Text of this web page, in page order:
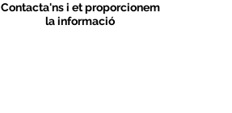
Contacta'ns i et proporcionem
la informació